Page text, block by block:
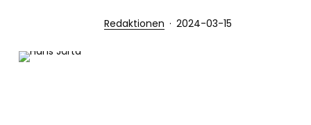
Redaktionen 2024-03-15